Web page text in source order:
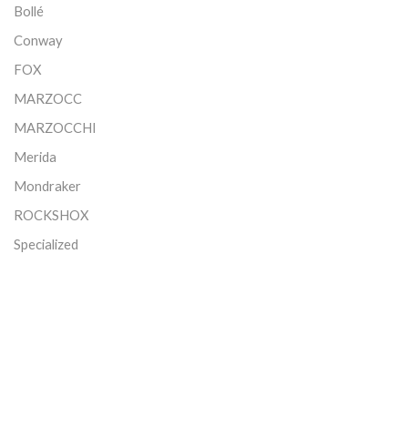
Bollé
Conway
FOX
MARZOCC
MARZOCCHI
Merida
Mondraker
ROCKSHOX
Specialized